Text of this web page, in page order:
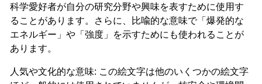
科学愛好者が自分の研究分野や興味を表すために使用す
ることがあります。さらに、比喩的な意味で「爆発的な
エネルギー」や「強度」を示すためにも使われることが
あります。
人気や文化的な意味: この絵文字は他のいくつかの絵文字